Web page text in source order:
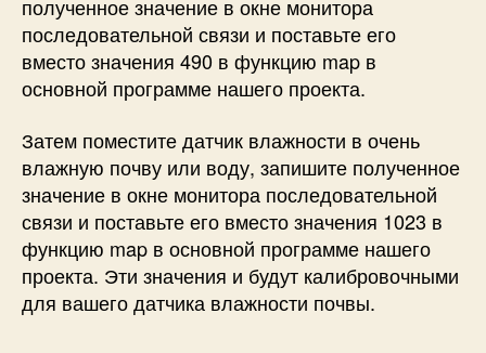
полученное значение в окне монитора
последовательной связи и поставьте его
вместо значения 490 в функцию map в
основной программе нашего проекта.
Затем поместите датчик влажности в очень
влажную почву или воду, запишите полученное
значение в окне монитора последовательной
связи и поставьте его вместо значения 1023 в
функцию map в основной программе нашего
проекта. Эти значения и будут калибровочными
для вашего датчика влажности почвы.